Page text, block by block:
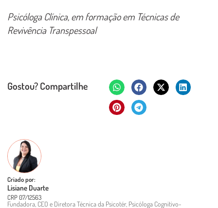
Psicóloga Clínica, em formação em Técnicas de
Revivência Transpessoal
Gostou? Compartilhe
Criado por:
Lisiane Duarte
CRP 07/12563
Fundadora, CEO e Diretora Técnica da Psicotér, Psicóloga Cognitivo-